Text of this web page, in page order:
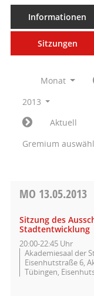
Informationen
Sitzungen
Monat
2013
Aktuell
Gremium
MO 13.05.2013
Sitzung des
Stadtentwicklung
20:00-22:45 Uhr
Akademiesaal der
Eisenhutstraße 6,
Tübingen,